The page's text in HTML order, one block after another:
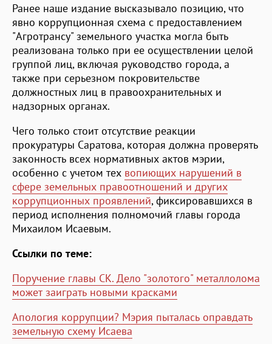
Ранее наше издание высказывало позицию, что
явно коррупционная схема с предоставлением
"Агротрансу" земельного участка могла быть
реализована только при ее осуществлении целой
группой лиц, включая руководство города, а
также при серьезном покровительстве
должностных лиц в правоохранительных и
надзорных органах.
Чего только стоит отсутствие реакции
прокуратуры Саратова, которая должна проверять
законность всех нормативных актов мэрии,
особенно с учетом тех вопиющих нарушений в
сфере земельных правоотношений и других
коррупционных проявлений, фиксировавшихся в
период исполнения полномочий главы города
Михаилом Исаевым.
Ссылки по теме:
Поручение главы СК. Дело "золотого" металлолома
может заиграть новыми красками
Апология коррупции? Мэрия пыталась оправдать
земельную схему Исаева